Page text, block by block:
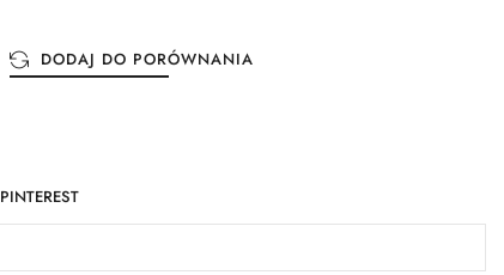
DODAJ DO PORÓWNANIA
PINTEREST